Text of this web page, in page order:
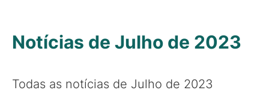
Notícias de Julho de 2023
Todas as notícias de Julho de 2023